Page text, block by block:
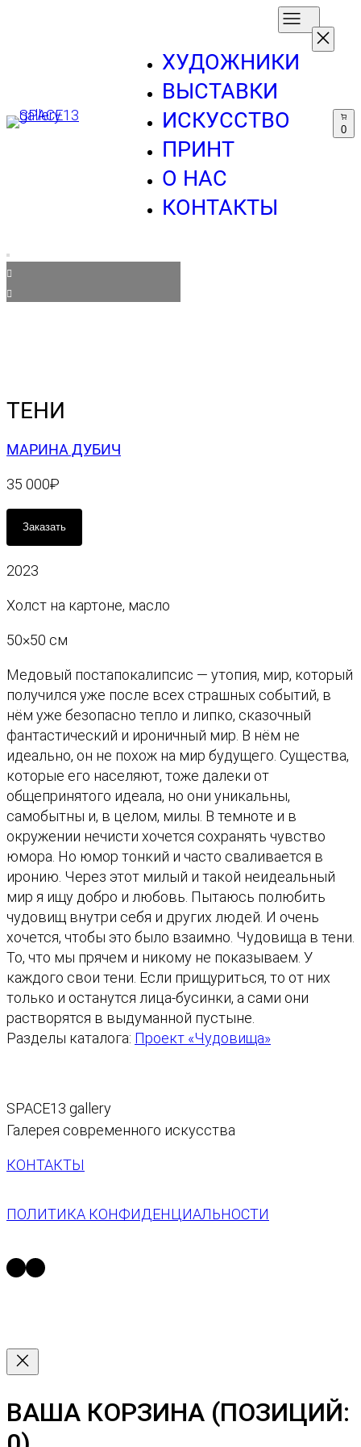
ХУДОЖНИКИ
ВЫСТАВКИ
ИСКУССТВО
ПРИНТ
О НАС
КОНТАКТЫ
0
ТЕНИ
МАРИНА ДУБИЧ
35 000₽
и
ч
с
в
о
т
о
в
а
р
а
Т
е
н
и
Заказать
2023
Холст на картоне, масло
50×50 см
Медовый постапокалипсис — утопия, мир, который
получился уже после всех страшных событий, в
нём уже безопасно тепло и липко, сказочный
фантастический и ироничный мир. В нём не
идеально, он не похож на мир будущего. Существа,
которые его населяют, тоже далеки от
общепринятого идеала, но они уникальны,
самобытны и, в целом, милы. В темноте и в
окружении нечисти хочется сохранять чувство
юмора. Но юмор тонкий и часто сваливается в
иронию. Через этот милый и такой неидеальный
мир я ищу добро и любовь. Пытаюсь полюбить
чудовищ внутри себя и других людей. И очень
хочется, чтобы это было взаимно. Чудовища в тени.
То, что мы прячем и никому не показываем. У
каждого свои тени. Если прищуриться, то от них
только и останутся лица-бусинки, а сами они
растворятся в выдуманной пустыне.
Разделы каталога: Проект «Чудовища»
SPACE13 gallery
Галерея современного искусства
КОНТАКТЫ
ПОЛИТИКА КОНФИДЕНЦИАЛЬНОСТИ
https://t.me/space13_gallery
https://vk.com/space13gallery
ВАША КОРЗИНА (ПОЗИЦИЙ: